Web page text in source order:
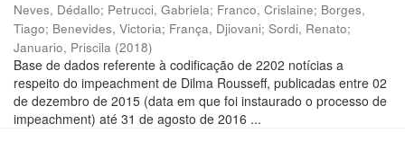
Neves, Dédallo; Petrucci, Gabriela; Franco, Crislaine; Borges,
Tiago; Benevides, Victoria; França, Djiovani; Sordi, Renato;
Januario, Priscila (2018)
Base de dados referente à codificação de 2202 notícias a
respeito do impeachment de Dilma Rousseff, publicadas entre 02
de dezembro de 2015 (data em que foi instaurado o processo de
impeachment) até 31 de agosto de 2016 ...